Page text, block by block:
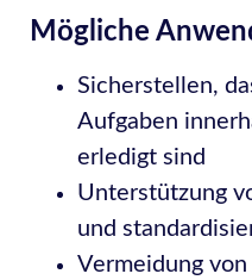
Mögliche
Sicherstellen,
Aufgaben
erledigt sind
Unterstützung
und
Vermeidung